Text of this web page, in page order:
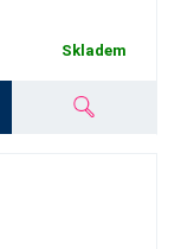
Skladem